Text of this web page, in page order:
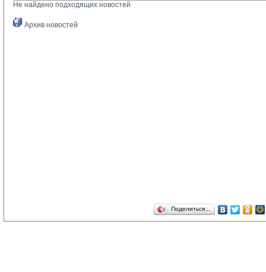
Не найдено подходящих новостей
Архив новостей
Поделиться…